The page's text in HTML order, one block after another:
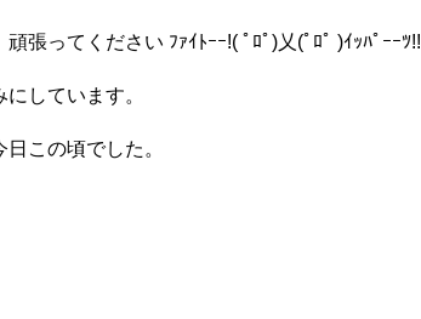
張ってください ﾌｧｲﾄｰｰ!( ﾟﾛﾟ)乂(ﾟﾛﾟ )ｲｯﾊﾟｰｰﾂ!!
しています。
この頃でした。